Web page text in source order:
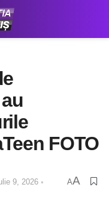
FOTO
9, 2026 ◦
AA